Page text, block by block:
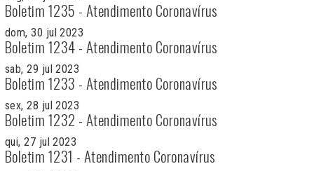
Boletim 1235 - Atendimento Coronavírus
dom, 30 jul 2023
Boletim 1234 - Atendimento Coronavírus
sab, 29 jul 2023
Boletim 1233 - Atendimento Coronavírus
sex, 28 jul 2023
Boletim 1232 - Atendimento Coronavírus
qui, 27 jul 2023
Boletim 1231 - Atendimento Coronavírus